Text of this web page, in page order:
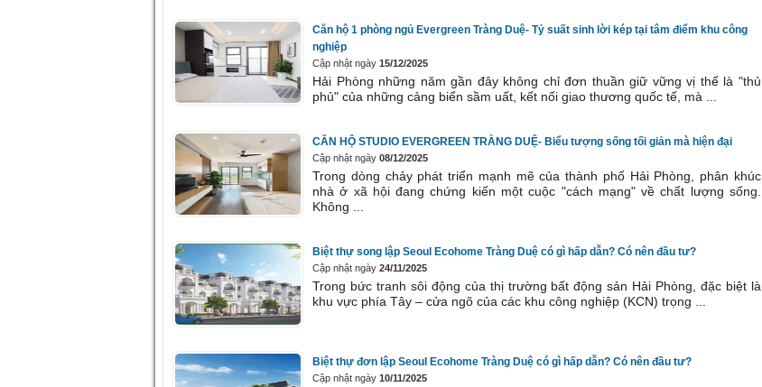
Căn hộ 1 phòng ngủ Evergreen Tràng Duệ- Tỷ suất sinh lời kép tại tâm điểm khu công
nghiệp
Cập nhật ngày 15/12/2025
Hải Phòng những năm gần đây không chỉ đơn thuần giữ vững vị thế là "thủ
phủ" của những cảng biển sầm uất, kết nối giao thương quốc tế, mà ...
CĂN HỘ STUDIO EVERGREEN TRÀNG DUỆ- Biểu tượng sống tối giản mà hiện đại
Cập nhật ngày 08/12/2025
Trong dòng chảy phát triển mạnh mẽ của thành phố Hải Phòng, phân khúc
nhà ở xã hội đang chứng kiến một cuộc "cách mạng" về chất lượng sống.
Không ...
Biệt thự song lập Seoul Ecohome Tràng Duệ có gì hấp dẫn? Có nên đầu tư?
Cập nhật ngày 24/11/2025
Trong bức tranh sôi động của thị trường bất động sản Hải Phòng, đặc biệt là
khu vực phía Tây – cửa ngõ của các khu công nghiệp (KCN) trọng ...
Biệt thự đơn lập Seoul Ecohome Tràng Duệ có gì hấp dẫn? Có nên đầu tư?
Cập nhật ngày 10/11/2025